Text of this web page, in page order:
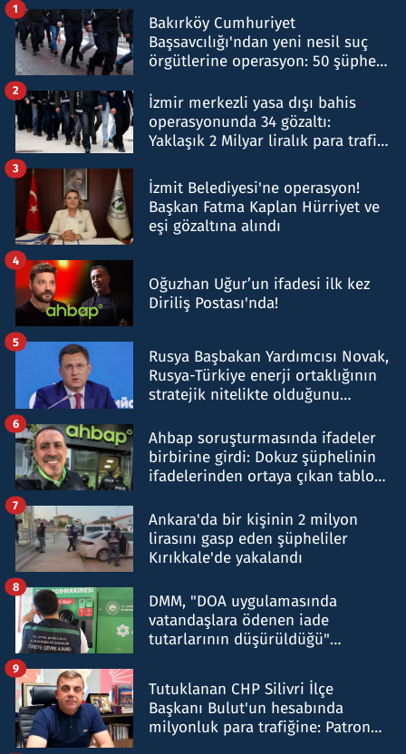
Bakırköy Cumhuriyet
Başsavcılığı'ndan yeni nesil suç
örgütlerine operasyon: 50 şüpheli
1
İzmir merkezli yasa dışı bahis
operasyonunda 34 gözaltı:
Yaklaşık 2 Milyar liralık para trafiği
2
İzmit Belediyesi'ne operasyon!
Başkan Fatma Kaplan Hürriyet ve
eşi gözaltına alındı
3
Oğuzhan Uğur’un ifadesi ilk kez
Diriliş Postası'nda!
4
Rusya Başbakan Yardımcısı Novak,
Rusya-Türkiye enerji ortaklığının
stratejik nitelikte olduğunu
5
Ahbap soruşturmasında ifadeler
birbirine girdi: Dokuz şüphelinin
ifadelerinden ortaya çıkan tablo
6
Ankara'da bir kişinin 2 milyon
lirasını gasp eden şüpheliler
Kırıkkale'de yakalandı
7
DMM, "DOA uygulamasında
vatandaşlara ödenen iade
tutarlarının düşürüldüğü"
8
Tutuklanan CHP Silivri İlçe
Başkanı Bulut'un hesabında
milyonluk para trafiğine: Patron
9